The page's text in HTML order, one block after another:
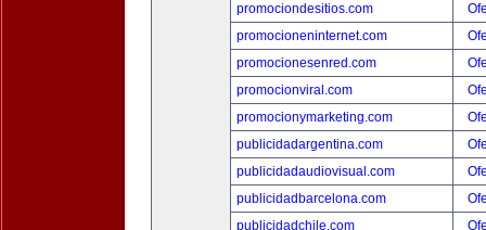
promociondesitios.com
promocioneninternet.com
promocionesenred.com
promocionviral.com
promocionymarketing.com
publicidadargentina.com
publicidadaudiovisual.com
publicidadbarcelona.com
publicidadchile.com